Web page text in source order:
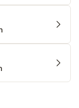
er een intiem
aandacht
een
is, terwijl de
Living
Het
huisjes van